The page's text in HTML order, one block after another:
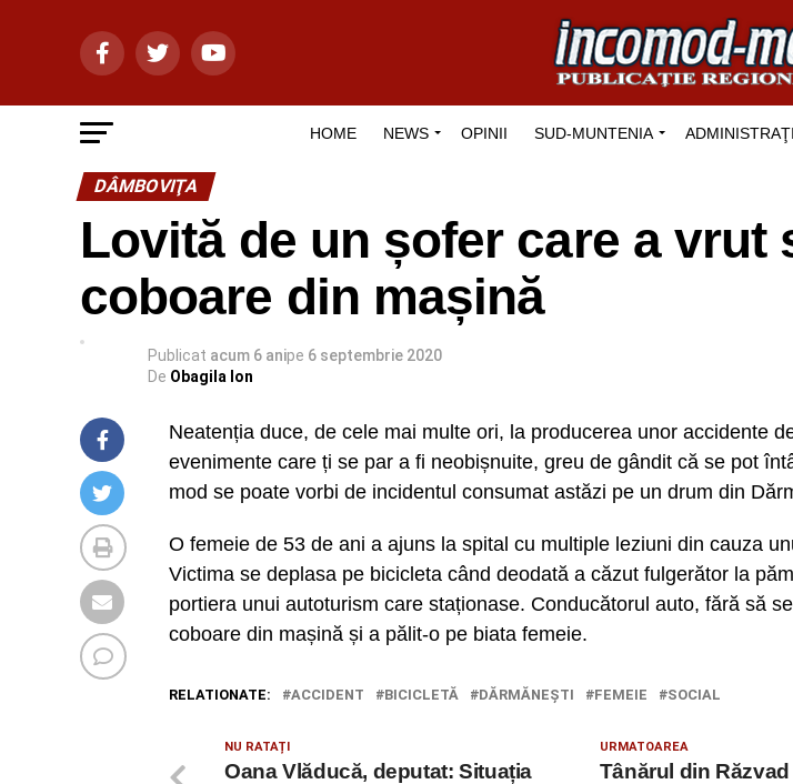
HOME NEWS OPINII SUD-MUNTENIA
DÂMBOVIŢA
Lovită de un șofer care a vrut
coboare din mașină
Publicat acum 6 anipe 6 septembrie 2020
De Obagila Ion
Neatenția duce, de cele mai multe ori, la producerea unor accidente
evenimente care ți se par a fi neobișnuite, greu de gândit că se pot
mod se poate vorbi de incidentul consumat astăzi pe un drum din
O femeie de 53 de ani a ajuns la spital cu multiple leziuni din cauza
Victima se deplasa pe bicicleta când deodată a căzut fulgerător la
portiera unui autoturism care staționase. Conducătorul auto, fără să
coboare din mașină și a pălit-o pe biata femeie.
RELATIONATE: ACCIDENT BICICLETĂ DĂRMĂNEŞTI FEMEIE SOCIAL
URMATOAREA
Tânărul din
NU RATAȚI
Oana Vlăducă, deputat: Situația